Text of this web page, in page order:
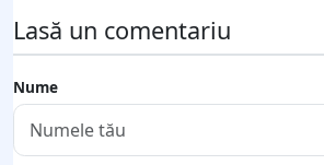
Lasă un comentariu
Nume